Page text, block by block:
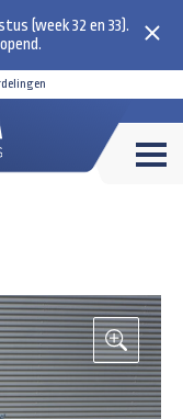
(week 32 en 33).